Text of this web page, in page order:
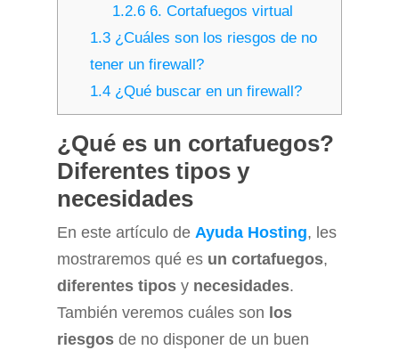
1.2.6 6. Cortafuegos virtual
1.3¿Cuáles son los riesgos de no
tener un firewall?
1.4¿Qué buscar en un firewall?
¿Qué es un cortafuegos?
Diferentes tipos y
necesidades
En este artículo de Ayuda Hosting, les
mostraremos qué es un cortafuegos,
diferentes tipos y necesidades.
También veremos cuáles son los
riesgos de no disponer de un buen